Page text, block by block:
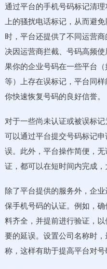
通过平台的手机号码标记清
上的骚扰电话标记，从而避
时，平台还提供了不同运营
决因运营商拦截、号码高频
果你的企业号码在一些平台
等）上存在误标记，平台同
你快速恢复号码的良好信誉。
对于一些尚未认证或被误标
可以通过平台提交号码标记
误。此外，平台操作简便，
证，都可以在短时间内完成，
除了平台提供的服务外，企
保手机号码的认证。例如，
料齐全，并提前进行验证，
要的延误。设置公司名称时
称，这样有助于提高平台对号